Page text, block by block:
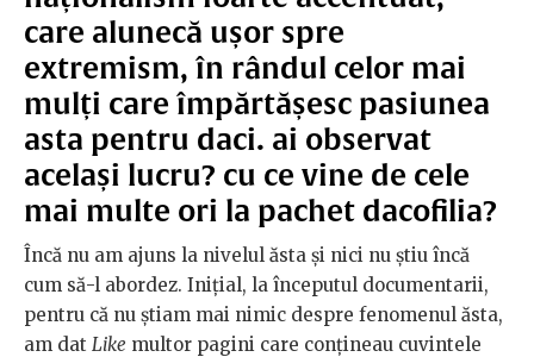
care alunecă ușor spre
extremism, în rândul celor mai
mulți care împărtășesc pasiunea
asta pentru daci. ai observat
același lucru? cu ce vine de cele
mai multe ori la pachet dacofilia?
Încă nu am ajuns la nivelul ăsta şi nici nu ştiu încă
cum să-l abordez. Iniţial, la începutul documentarii,
pentru că nu ştiam mai nimic despre fenomenul ăsta,
am dat Like multor pagini care conţineau cuvintele